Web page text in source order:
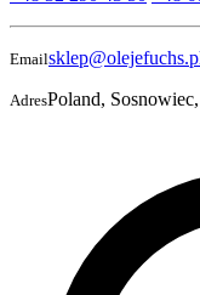
Email
AdresPoland,